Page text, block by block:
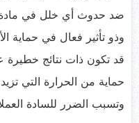
ضد حدوث أي خلل في مادة
وذو تأثير فعال في
قد تكون ذات نتائج خطيرة
حماية من الحرارة التي
وتسبب الضرر للسادة